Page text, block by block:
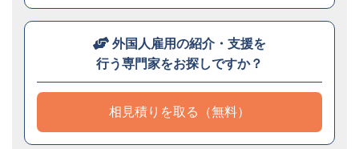
外国人雇用の紹介・支援を
行う専門家をお探しですか？
相見積りを取る（無料）